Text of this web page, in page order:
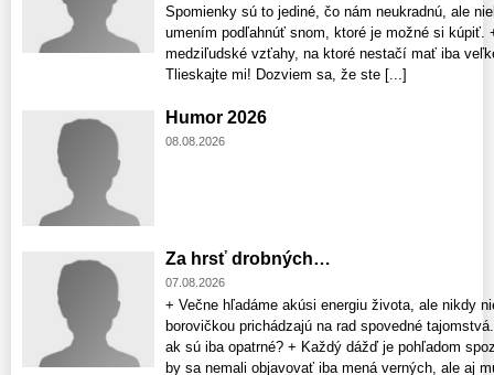
Spomienky sú to jediné, čo nám neukradnú, ale
umením podľahnúť snom, ktoré je možné si kúpiť.
medziľudské vzťahy, na ktoré nestačí mať iba
Tlieskajte mi! Dozviem sa, že ste [...]
Humor 2026
08.08.2026
Za hrsť drobných…
07.08.2026
+ Večne hľadáme akúsi energiu života, ale nikdy
borovičkou prichádzajú na rad spovedné
ak sú iba opatrné? + Každý dážď je pohľadom
by sa nemali objavovať iba mená verných, ale aj